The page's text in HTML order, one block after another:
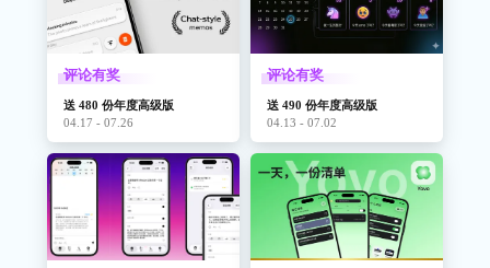
评论有奖
送 480 份年度高级版
04.17 - 07.26
评论有奖
送 490 份年度高级版
04.13 - 07.02